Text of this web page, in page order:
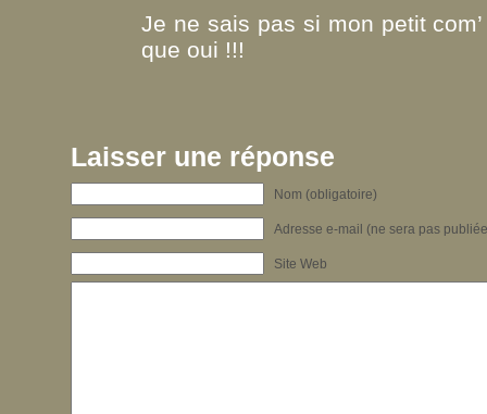
Je ne sais pas si mon petit
que oui !!!
Laisser une réponse
Nom (obligatoire)
Adresse e-mail (ne sera pas
Site Web